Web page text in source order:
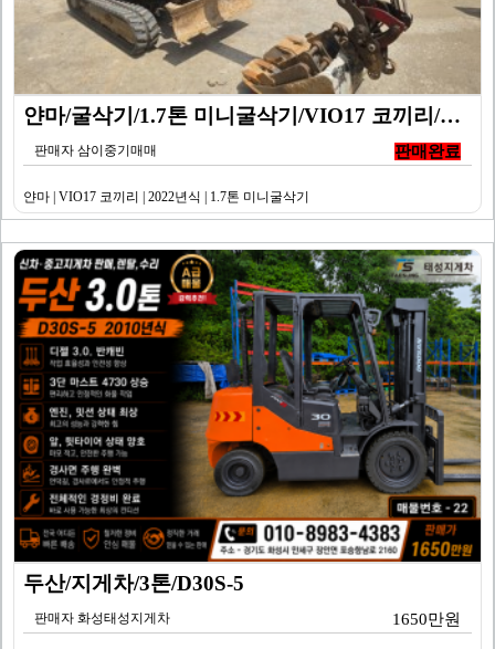
얀마/굴삭기/1.7톤 미니굴삭기/VIO17 코끼리/20…
판매자 삼이중기매매 판매완료
얀마 | VIO17 코끼리 | 2022년식 | 1.7톤 미니굴삭기
두산/지게차/3톤/D30S-5
판매자 화성태성지게차 1650만원